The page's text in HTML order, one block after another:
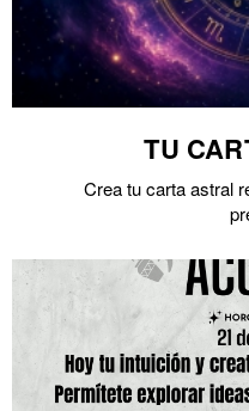
TU
Crea tu carta astral